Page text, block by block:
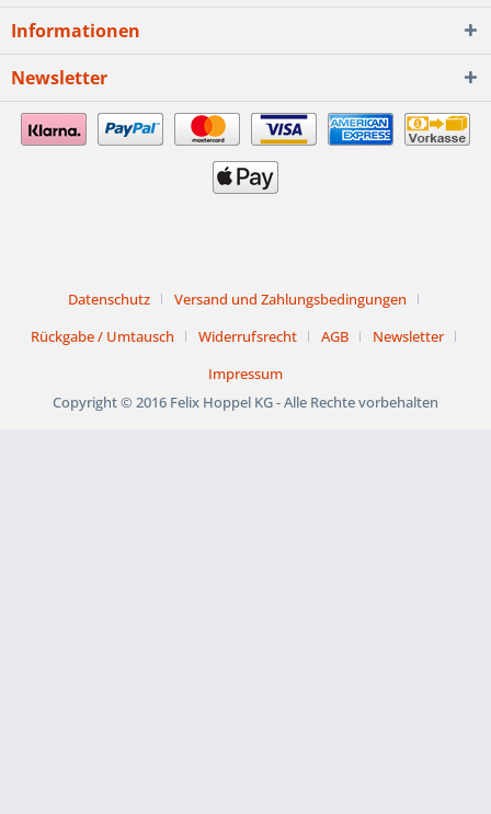
Informationen
Newsletter
Datenschutz
Versand und Zahlungsbedingungen
Rückgabe / Umtausch
Widerrufsrecht AGB
Newsletter
Impressum
Copyright © 2016 Felix Hoppel KG - Alle Rechte vorbehalten